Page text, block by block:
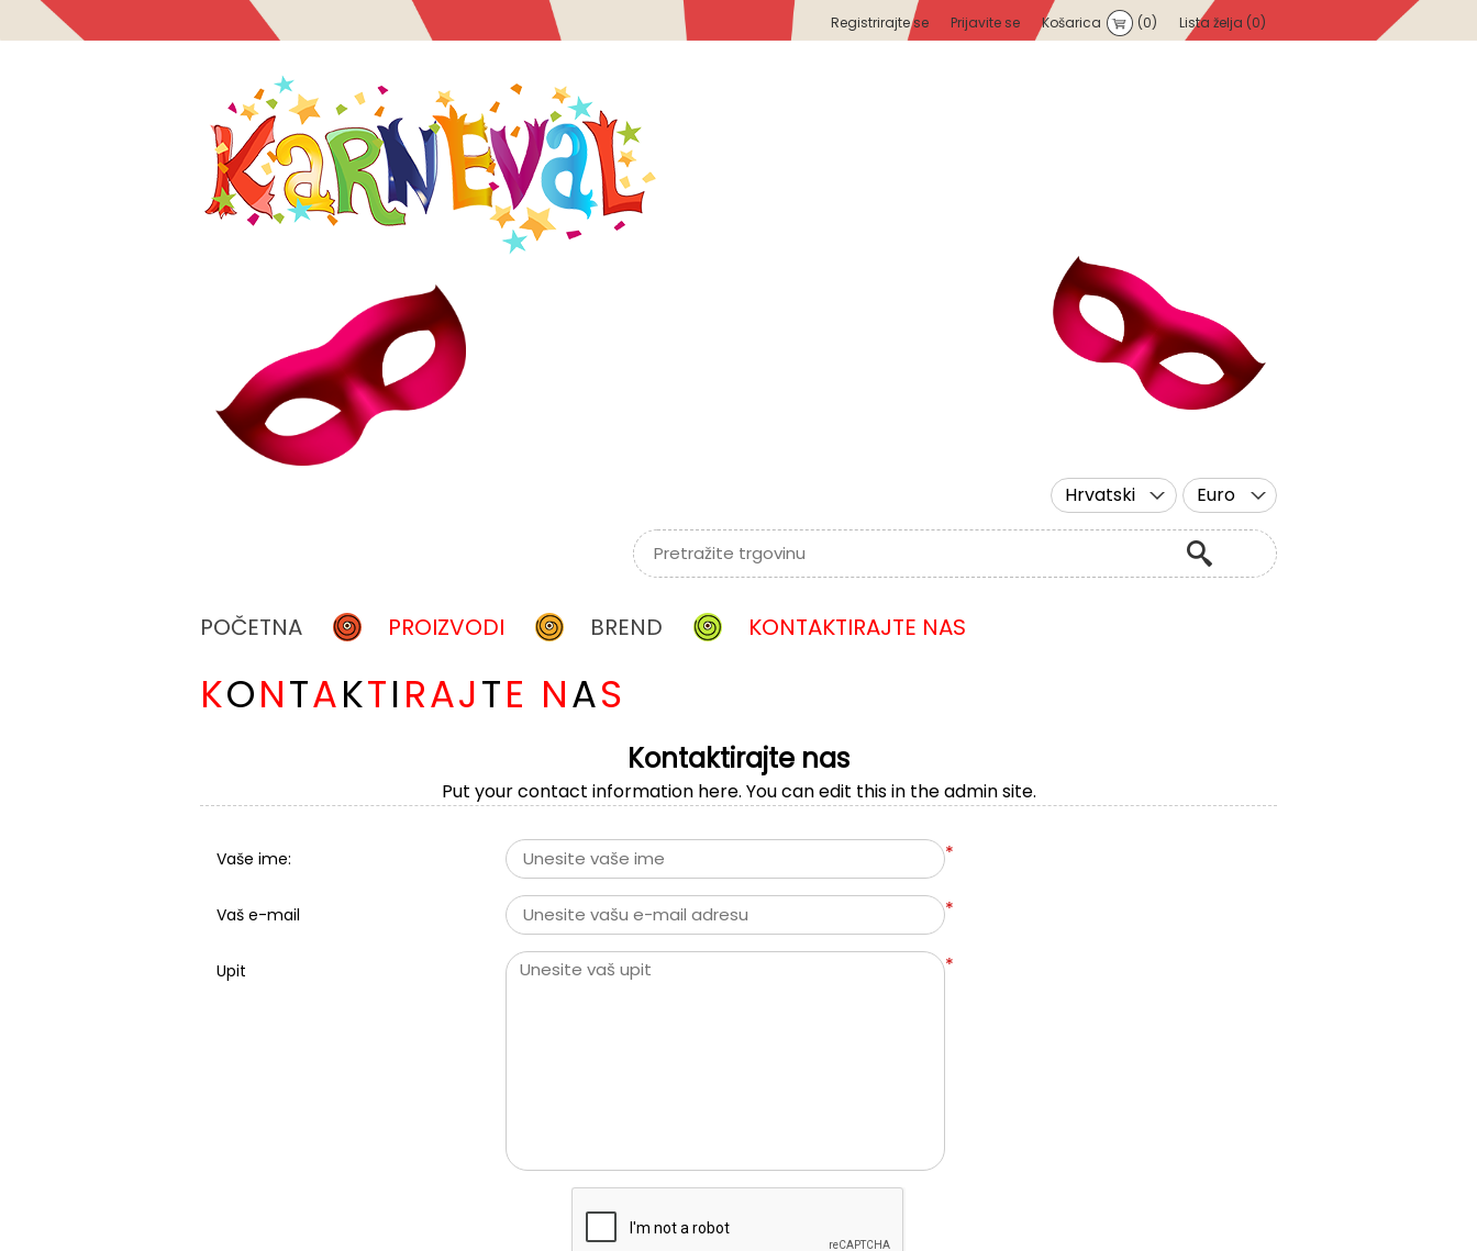
Registrirajte se Prijavite se Košarica (0) Lista želja (0)
Euro
Hrvatski
POČETNA PROIZVODI BREND KONTAKTIRAJTE NAS
KONTAKTIRAJTE NAS
Kontaktirajte nas
Put your contact information here. You can edit this in the admin site.
Vaše ime: *
Vaš e-mail *
Upit *